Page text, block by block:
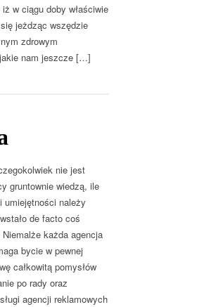
w ciągu doby właściwie
jeżdząc wszędzie
zdrowym
nam jeszcze […]
nie jest
gruntownie wiedzą, ile
umiejętności należy
de facto coś
każda agencja
bycie w pewnej
całkowitą pomysłów
po rady oraz
agencji reklamowych